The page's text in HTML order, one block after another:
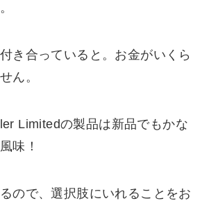
き合っていると。お金がいくら
ん。
Limitedの製品は新品でもかな
味！
ので、選択肢にいれることをお